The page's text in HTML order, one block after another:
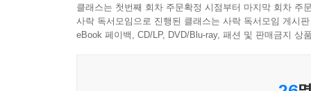
킹이나 스마트폰앱을 이용하는 전자금융 서비스
크’로 부를 수 있습니다. 4차산업 시대의 핀테크
스, P2P금융, 크라우드펀딩 등이 있으며, 모바일
이 책 한 권이면 어렵던 경제기사가 술술 읽힌다!
클래스는 첫번째 회차 주문확정 시점부터 마지막 회차 주
사락 독서모임으로 진행된 클래스는 사락 독서모임 게시
eBook 페이백, CD/LP, DVD/Blu-ray, 패션 및 판매금지 상